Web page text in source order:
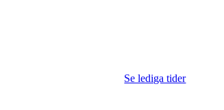
Se lediga tider